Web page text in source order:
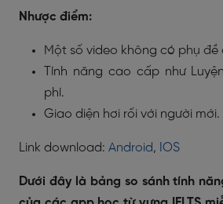
Nhược điểm:
Một số video không có phụ đề
Tính năng cao cấp như
phí.
Giao diện hơi rối với người mới.
Link download: Android, IOS
Dưới đây là bảng so sánh tính